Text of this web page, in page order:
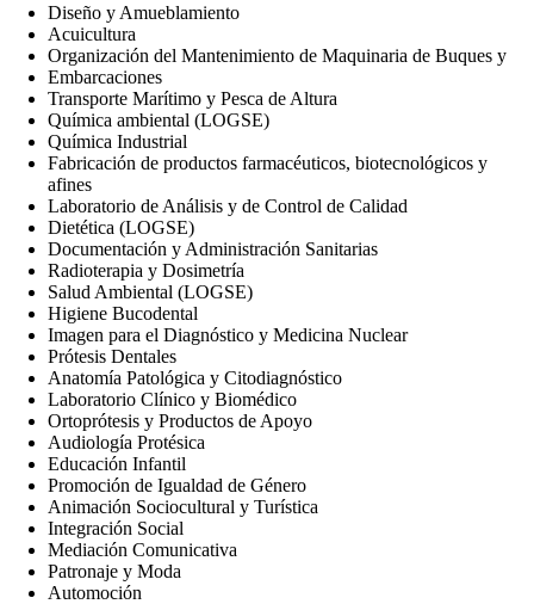
Diseño y Amueblamiento
Acuicultura
Organización del Mantenimiento de Maquinaria de Buques y
Embarcaciones
Transporte Marítimo y Pesca de Altura
Química ambiental (LOGSE)
Química Industrial
Fabricación de productos farmacéuticos, biotecnológicos y
afines
Laboratorio de Análisis y de Control de Calidad
Dietética (LOGSE)
Documentación y Administración Sanitarias
Radioterapia y Dosimetría
Salud Ambiental (LOGSE)
Higiene Bucodental
Imagen para el Diagnóstico y Medicina Nuclear
Prótesis Dentales
Anatomía Patológica y Citodiagnóstico
Laboratorio Clínico y Biomédico
Ortoprótesis y Productos de Apoyo
Audiología Protésica
Educación Infantil
Promoción de Igualdad de Género
Animación Sociocultural y Turística
Integración Social
Mediación Comunicativa
Patronaje y Moda
Automoción